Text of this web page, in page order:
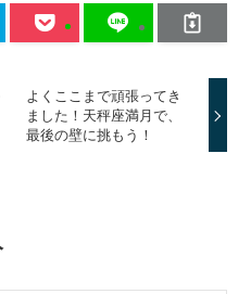
よくここまで頑張ってき
ました！天秤座満月で、
最後の壁に挑もう！